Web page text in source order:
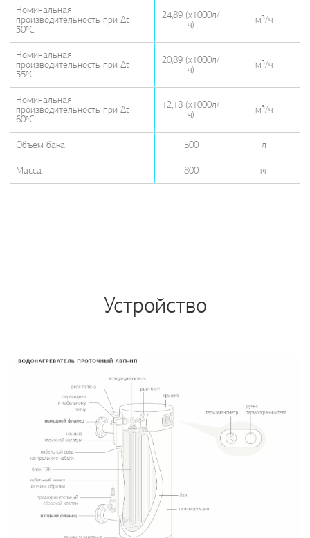
Номинальная
производительность при ∆t
30ºС
24,89 (х1000л/
ч)
м³/ч
Номинальная
производительность при ∆t
35ºС
20,89 (х1000л/
ч)
м³/ч
Номинальная
производительность при ∆t
60ºС
12,18 (х1000л/
ч)
м³/ч
Объем бака 500 л
Масса 800 кг
Устройство